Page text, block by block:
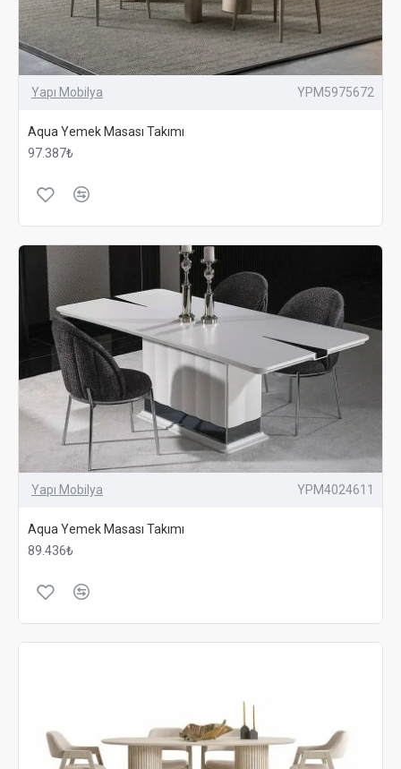
Yapı Mobilya YPM5975672
Aqua Yemek Masası Takımı
97.387₺
Yapı Mobilya YPM4024611
Aqua Yemek Masası Takımı
89.436₺